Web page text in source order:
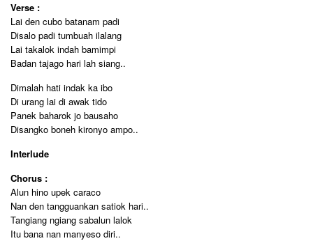
Verse :
Lai den cubo batanam padi
Disalo padi tumbuah ilalang
Lai takalok indah bamimpi
Badan tajago hari lah siang..
Dimalah hati indak ka ibo
Di urang lai di awak tido
Panek baharok jo bausaho
Disangko boneh kironyo ampo..
Interlude
Chorus :
Alun hino upek caraco
Nan den tangguankan satiok hari..
Tangiang ngiang sabalun lalok
Itu bana nan manyeso diri..